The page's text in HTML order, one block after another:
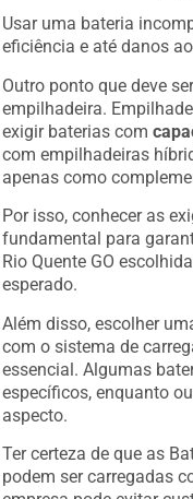
Usar uma bateria
eficiência e até danos
Outro ponto que deve
empilhadeira.
exigir baterias com
com empilhadeiras
apenas como
Por isso, conhecer as
fundamental para
Rio Quente GO
esperado.
Além disso, escolher
com o sistema de
essencial. Algumas
específicos, enquanto
aspecto.
Ter certeza de que as
podem ser carregadas